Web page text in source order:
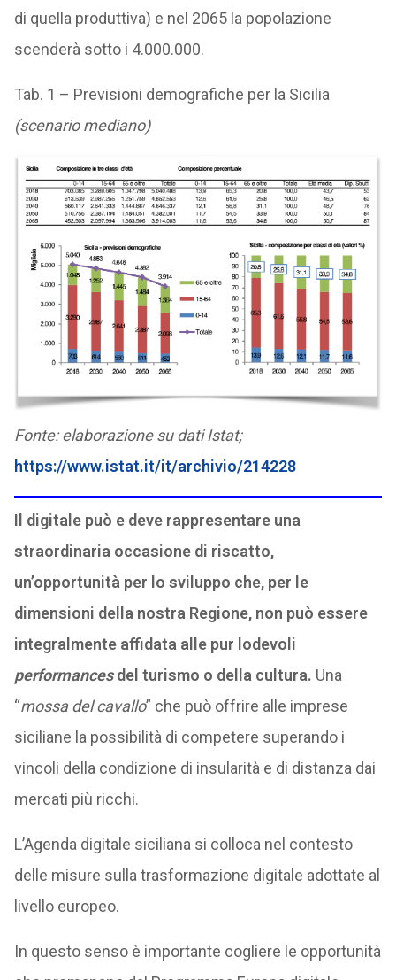
di quella produttiva) e nel 2065 la popolazione
scenderà sotto i 4.000.000.
Tab. 1 – Previsioni demografiche per la Sicilia
(scenario mediano)
Fonte: elaborazione su dati Istat;
https://www.istat.it/it/archivio/214228
Il digitale può e deve rappresentare una
straordinaria occasione di riscatto,
un’opportunità per lo sviluppo che, per le
dimensioni della nostra Regione, non può essere
integralmente affidata alle pur lodevoli
performancesdel turismo o della cultura. Una
“mossa del cavallo” che può offrire alle imprese
siciliane la possibilità di competere superando i
vincoli della condizione di insularità e di distanza dai
mercati più ricchi.
L’Agenda digitale siciliana si colloca nel contesto
delle misure sulla trasformazione digitale adottate al
livello europeo.
In questo senso è importante cogliere le opportunità